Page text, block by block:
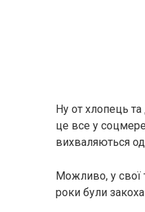
Ну от хлопець
це все у
вихваляються
Можливо, у свої
роки були